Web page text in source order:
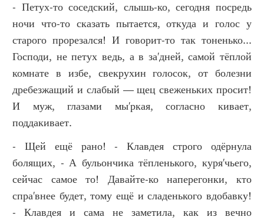
- Петух-то соседский, слышь-ко, сегодня посредь
ночи что-то сказать пытается, откуда и голос у
старого прорезался! И говорит-то так тоненько...
Господи, не петух ведь, а в за'дней, самой тёплой
комнате в избе, свекрухин голосок, от болезни
дребезжащий и слабый — щец свеженьких просит!
И муж, глазами мы'ркая, согласно кивает,
поддакивает.
- Щей ещё рано! - Клавдея строго одёрнула
болящих, - А бульончика тёпленького, куря'чьего,
сейчас самое то! Давайте-ко наперегонки, кто
спра'внее будет, тому ещё и сладенького вдобавку!
- Клавдея и сама не заметила, как из вечно